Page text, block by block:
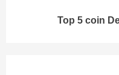
Top 5 coin